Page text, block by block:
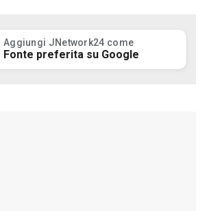
Aggiungi JNetwork24 come
Fonte preferita su Google